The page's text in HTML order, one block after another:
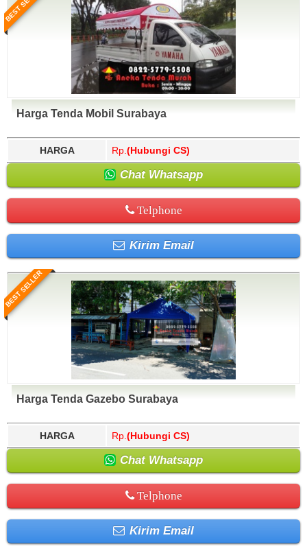
Harga Tenda Mobil Surabaya
HARGA Rp. (Hubungi CS)
Chat Whatsapp
Telphone
Kirim Email
BEST SELLER
Harga Tenda Gazebo Surabaya
HARGA Rp. (Hubungi CS)
Chat Whatsapp
Telphone
Kirim Email